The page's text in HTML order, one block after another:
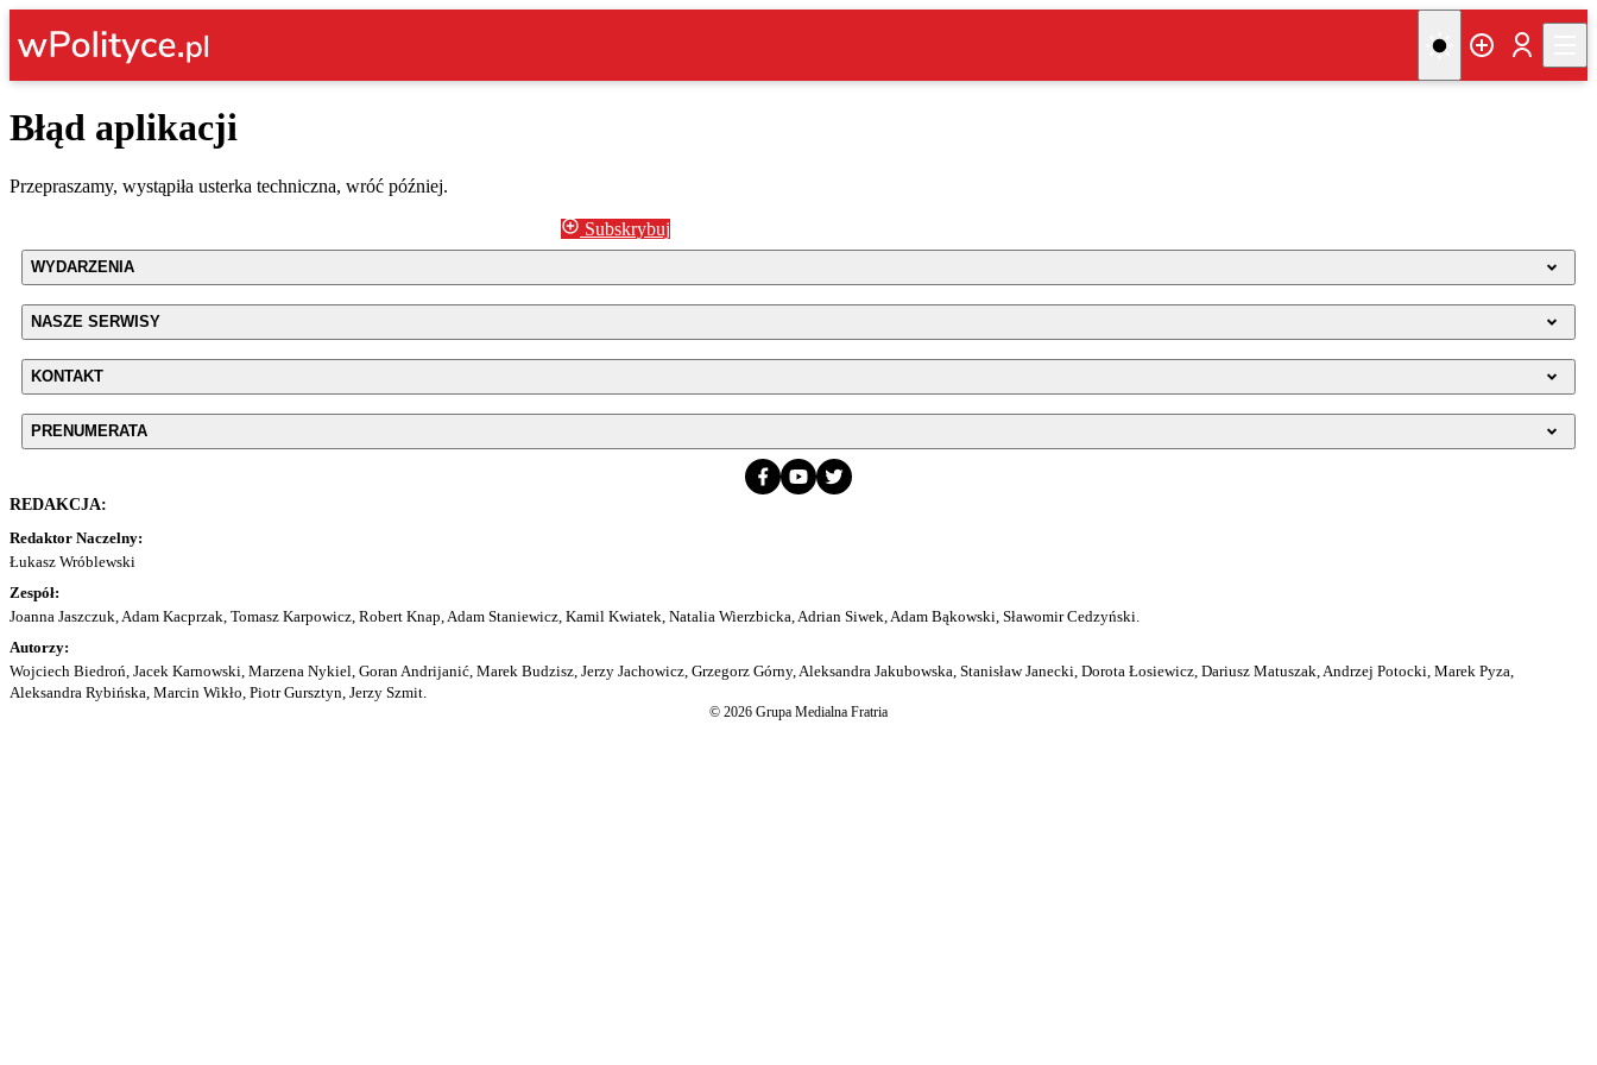
Błąd aplikacji
Przepraszamy, wystąpiła usterka techniczna, wróć później.
Subskrybuj
WYDARZENIA
NASZE SERWISY
KONTAKT
PRENUMERATA
REDAKCJA:
Redaktor Naczelny:
Łukasz Wróblewski
Zespół:
Joanna Jaszczuk, Adam Kacprzak, Tomasz Karpowicz, Robert Knap, Adam Staniewicz, Kamil Kwiatek, Natalia Wierzbicka, Adrian Siwek, Adam Bąkowski, Sławomir Cedzyński.
Autorzy:
Wojciech Biedroń, Jacek Karnowski, Marzena Nykiel, Goran Andrijanić, Marek Budzisz, Jerzy Jachowicz, Grzegorz Górny, Aleksandra Jakubowska, Stanisław Janecki, Dorota Łosiewicz, Dariusz Matuszak, Andrzej Potocki, Marek Pyza,
Aleksandra Rybińska, Marcin Wikło, Piotr Gursztyn, Jerzy Szmit.
© 2026 Grupa Medialna Fratria